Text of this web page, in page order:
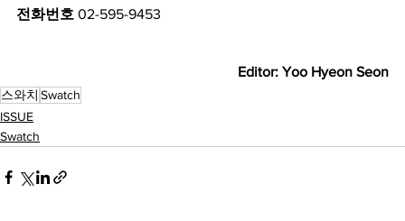
전화번호 02-595-9453
Editor: Yoo Hyeon Seon
스와치 Swatch
ISSUE
Swatch